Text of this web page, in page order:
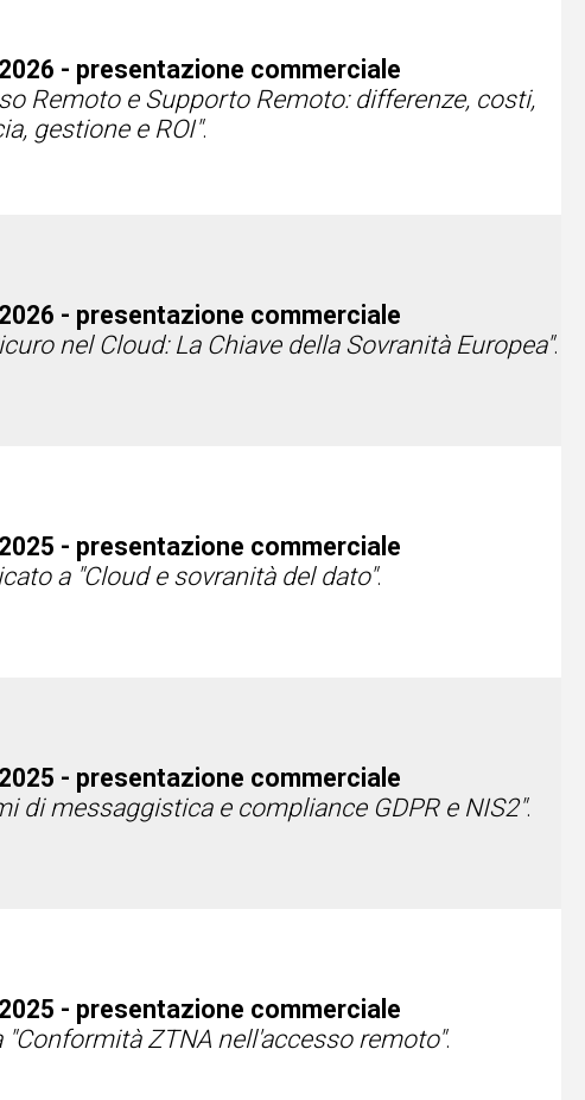
- presentazione commerciale
Remoto e Supporto Remoto: differenze, costi,
gestione e ROI".
- presentazione commerciale
nel Cloud: La Chiave della Sovranità Europea".
- presentazione commerciale
a "Cloud e sovranità del dato".
- presentazione commerciale
di messaggistica e compliance GDPR e NIS2".
- presentazione commerciale
"Conformità ZTNA nell'accesso remoto".